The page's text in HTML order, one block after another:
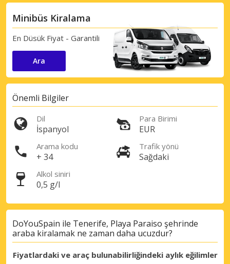
Özel iş ortağı tekliflerine erişim sağlayın
Minibüs Kiralama
En Düsük Fiyat - Garantili
Ara
Önemli Bilgiler
Dil
İspanyol
Para Birimi
EUR
Arama kodu
+ 34
Trafik yönü
Sağdaki
Alkol siniri
0,5 g/l
DoYouSpain ile Tenerife, Playa Paraiso şehrinde
araba kiralamak ne zaman daha ucuzdur?
Fiyatlardaki ve araç bulunabilirliğindeki aylık eğilimler